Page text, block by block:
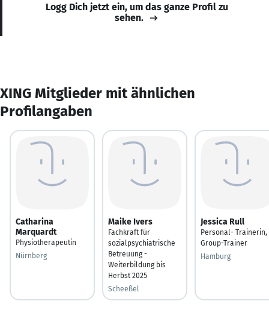
Logg Dich jetzt ein, um das ganze Profil zu
sehen.
XING Mitglieder mit ähnlichen
Profilangaben
Catharina
Marquardt
Physiotherapeutin
Nürnberg
Maike Ivers
Fachkraft für
sozialpsychiatrische
Betreuung -
Weiterbildung bis
Herbst 2025
Scheeßel
Jessica Rull
Personal- Trainerin,
Group-Trainer
Hamburg